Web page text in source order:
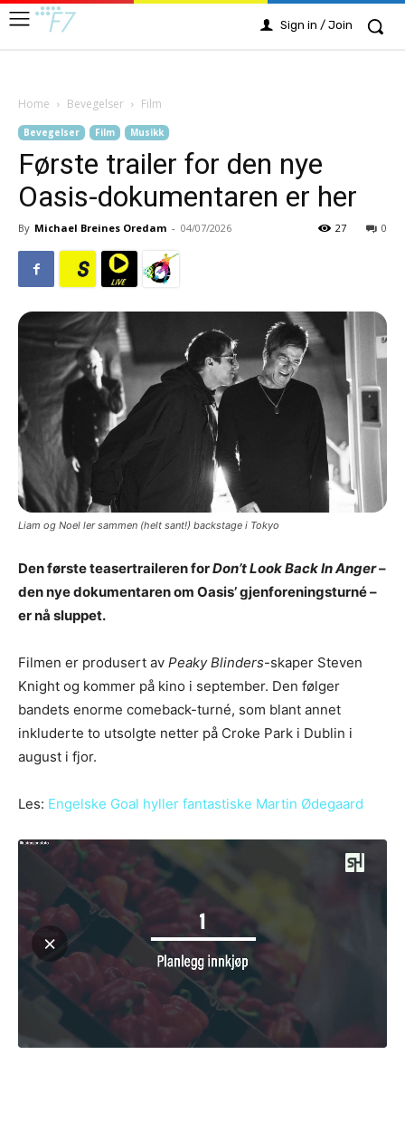
Sign in / Join
Home Bevegelser Film
Bevegelser Film Musikk
Første trailer for den nye
Oasis-dokumentaren er her
By Michael Breines Oredam - 04/07/2026 0
27
Liam og Noel ler sammen (helt sant!) backstage i Tokyo
Den første teasertraileren forDon’t Look Back In Anger–
den nye dokumentaren om Oasis’ gjenforeningsturné –
er nå sluppet.
Filmen er produsert av Peaky Blinders-skaper Steven
Knight og kommer på kino i september. Den følger
bandets enorme comeback-turné, som blant annet
inkluderte to utsolgte netter på Croke Park i Dublin i
august i fjor.
Les: Engelske Goal hyller fantastiske Martin Ødegaard